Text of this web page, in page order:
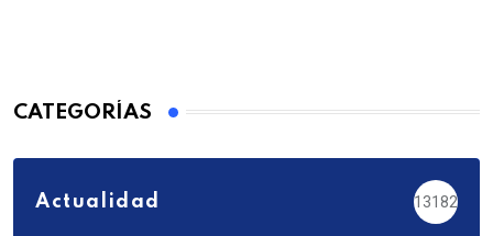
CATEGORÍAS
Actualidad 13182